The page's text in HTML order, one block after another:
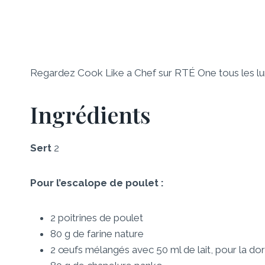
Regardez Cook Like a Chef sur RTÉ One tous les
Ingrédients
Sert 2
Pour l’escalope de poulet :
2 poitrines de poulet
80 g de farine nature
2 œufs mélangés avec 50 ml de lait, pour la